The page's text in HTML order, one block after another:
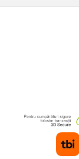
Banda
Pachete
Invertoare
Panouri
Produse